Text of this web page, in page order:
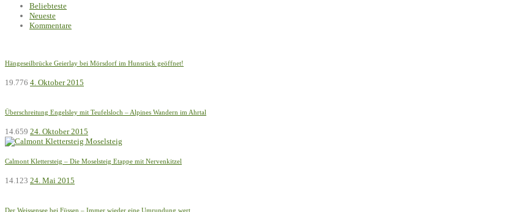
Beliebteste
Neueste
Kommentare
Hängeseilbrücke Geierlay bei Mörsdorf im Hunsrück geöffnet!
19.776 4. Oktober 2015
Überschreitung Engelsley mit Teufelsloch – Alpines Wandern im Ahrtal
14.659 24. Oktober 2015
Calmont Klettersteig – Die Moselsteig Etappe mit Nervenkitzel
14.123 24. Mai 2015
Der Weissensee bei Füssen – Immer wieder eine Umrundung wert